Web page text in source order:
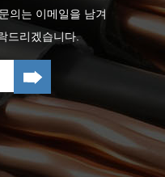
의는 이메일을 남겨
드리겠습니다.